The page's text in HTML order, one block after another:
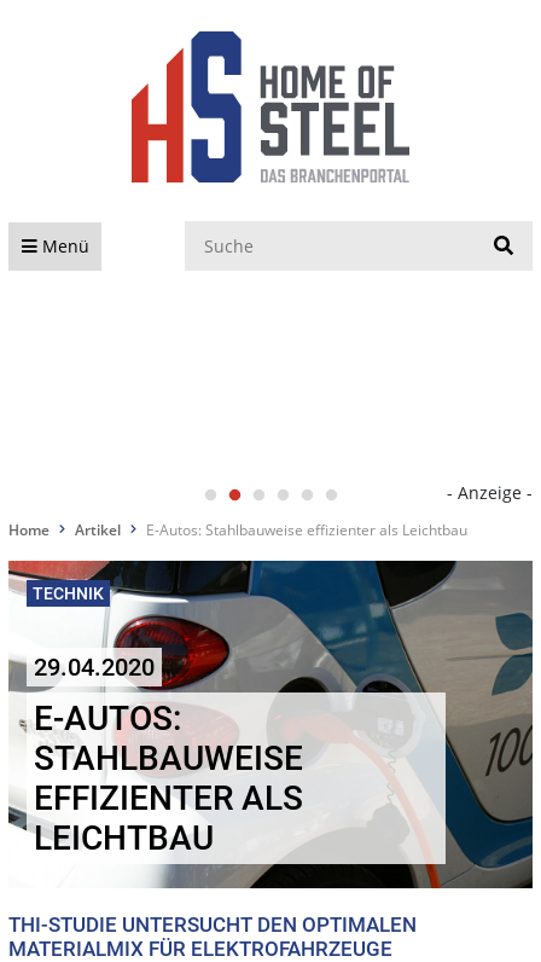
Menü
- Anzeige -
Home Artikel E-Autos: Stahlbauweise effizienter als Leichtbau
TECHNIK
29.04.2020
E-AUTOS:
STAHLBAUWEISE
EFFIZIENTER ALS
LEICHTBAU
THI-STUDIE UNTERSUCHT DEN OPTIMALEN
MATERIALMIX FÜR ELEKTROFAHRZEUGE